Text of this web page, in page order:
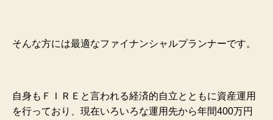
そんな方には最適なファイナンシャルプランナーです。
自身もＦＩＲＥと言われる経済的自立とともに資産運用
を行っており、現在いろいろな運用先から年間400万円